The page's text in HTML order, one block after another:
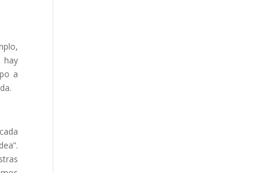
hay
a